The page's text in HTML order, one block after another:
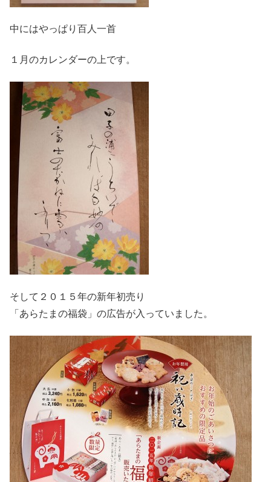
中にはやっぱり百人一首
１月のカレンダーの上です。
そして２０１５年の新年初売り
「あらたまの福袋」の広告が入っていました。